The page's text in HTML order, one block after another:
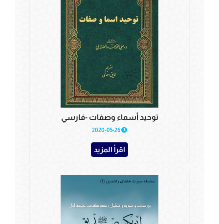
توحيد أسماء وصفات -فارسي
اقرأ المزيد